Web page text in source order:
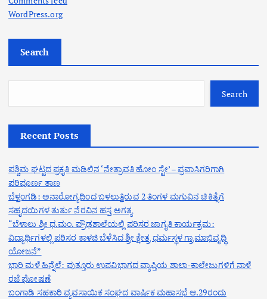
WordPress.org
Search
Search
Recent Posts
ಪಶ್ಚಿಮ ಘಟ್ಟದ ಪ್ರಕೃತಿ ಮಡಿಲಿನ ‘ನೇತ್ರಾವತಿ ಹೋಂ ಸ್ಟೇ’ – ಪ್ರವಾಸಿಗರಿಗಾಗಿ
ಪರಿಪೂರ್ಣ ತಾಣ
ಬೆಳ್ತಂಗಡಿ: ಅನಾರೋಗ್ಯದಿಂದ ಬಳಲುತ್ತಿರುವ 2 ತಿಂಗಳ ಮಗುವಿನ ಚಿಕಿತ್ಸೆಗೆ
ಸಹೃದಯಿಗಳ ತುರ್ತು ನೆರವಿನ ಹಸ್ತ ಅಗತ್ಯ
“ಬೆಳಾಲು ಶ್ರೀ ಧ.ಮಂ. ಪ್ರೌಢಶಾಲೆಯಲ್ಲಿ ಪರಿಸರ ಜಾಗೃತಿ ಕಾರ್ಯಕ್ರಮ:
ವಿದ್ಯಾರ್ಥಿಗಳಲ್ಲಿ ಪರಿಸರ ಕಾಳಜಿ ಬೆಳೆಸಿದ ಶ್ರೀ ಕ್ಷೇತ್ರ ಧರ್ಮಸ್ಥಳ ಗ್ರಾಮಾಭಿವೃದ್ಧಿ
ಯೋಜನೆ”
ಭಾರಿ ಮಳೆ ಹಿನ್ನೆಲೆ: ಪುತ್ತೂರು ಉಪವಿಭಾಗದ ವ್ಯಾಪ್ತಿಯ ಶಾಲಾ-ಕಾಲೇಜುಗಳಿಗೆ ನಾಳೆ
ರಜೆ ಘೋಷಣೆ
ಬಂಗಾಡಿ ಸಹಕಾರಿ ವ್ಯವಸಾಯಿಕ ಸಂಘದ ವಾರ್ಷಿಕ ಮಹಾಸಭೆ ಆ.29ರಂದು